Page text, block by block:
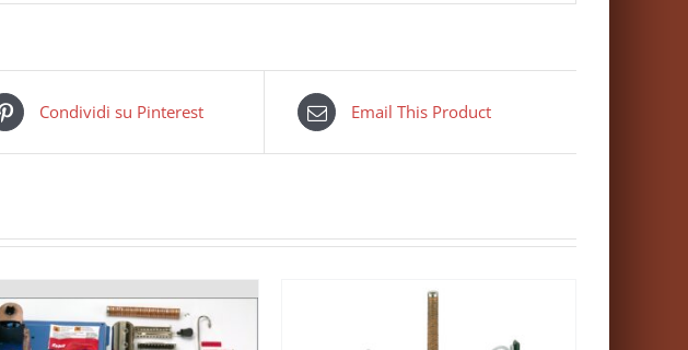
Condividi su Pinterest Email This Product